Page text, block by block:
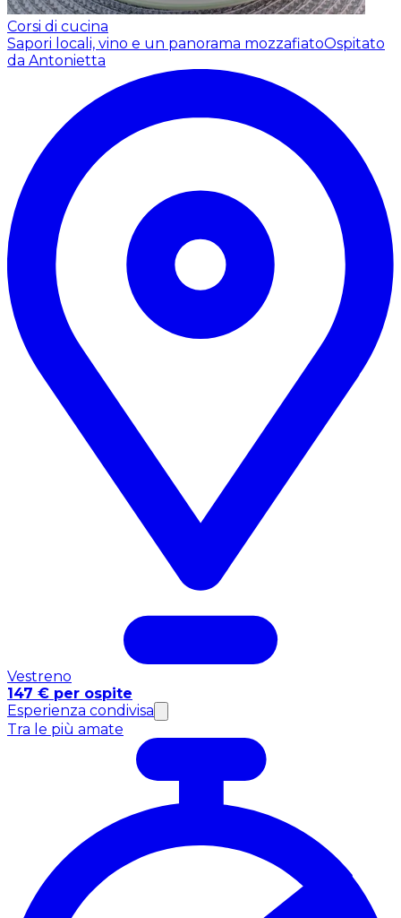
Corsi di cucina
Sapori locali, vino e un panorama mozzafiatoOspitato
da Antonietta
Vestreno
147 € per ospite
Esperienza condivisa
Tra le più amate